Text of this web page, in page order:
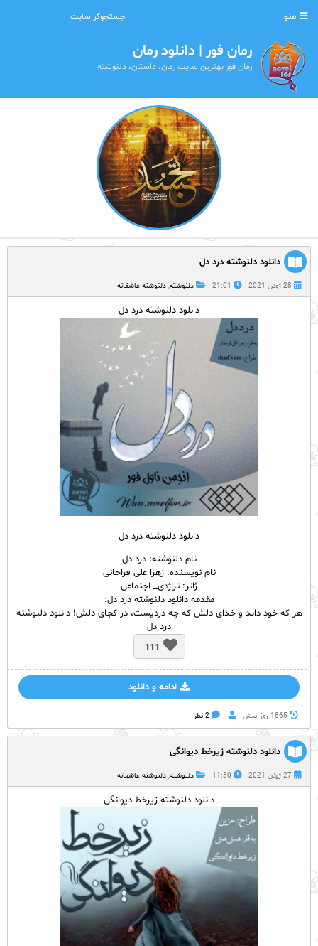
منو
رمان فور | دانلود رمان
رمان فور بهترین سایت رمان، داستان، دلنوشته
دانلود دلنوشته درد دل
28 ژوئن 2021 21:01 دلنوشته, دلنوشته عاشقانه
دانلود دلنوشته درد دل
دانلود دلنوشته درد دل
نام دلنوشته: درد دل
نام نویسنده: زهرا علی فراحانی
ژانر: تراژدی_ اجتماعی
مقدمه دانلود دلنوشته درد دل:
هر که خود داند و خدای دلش که چه دردیست، در کجای دلش! دانلود دلنوشته
درد دل
111
ادامه و دانلود
1865 روز پيش 2 نظر
دانلود دلنوشته زیرخط دیوانگی
27 ژوئن 2021 11:30 دلنوشته, دلنوشته عاشقانه
دانلود دلنوشته زیرخط دیوانگی